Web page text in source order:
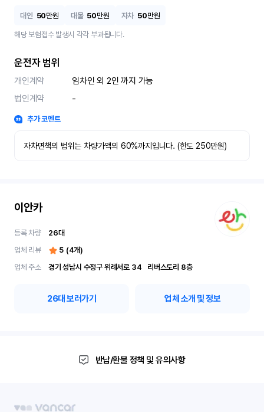
대인 50만원 대물 50만원 자차 50만원
해당 보험접수 발생시 각각 부과됩니다.
운전자 범위
개인계약
임차인 외 2인 까지 가능
법인계약
-
추가 코멘트
자차면책의 범위는 차량가액의 60%까지입니다. (한도 250만원)
이안카
등록 차량 26대
업체 리뷰
5 (4개)
업체 주소
경기 성남시 수정구 위례서로 34	리버스토리 8층
26대 보러가기 업체 소개 및 정보
반납/환불 정책 및 유의사항